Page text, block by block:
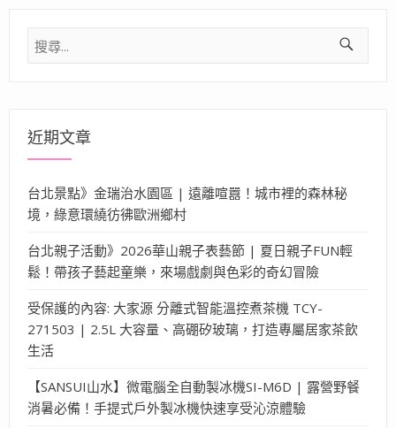
搜
尋
近期文章
台北景點》金瑞治水園區 | 遠離喧囂！城市裡的森林秘
境，綠意環繞彷彿歐洲鄉村
台北親子活動》2026華山親子表藝節 | 夏日親子FUN輕
鬆！帶孩子藝起童樂，來場戲劇與色彩的奇幻冒險
受保護的內容: 大家源 分離式智能溫控煮茶機 TCY-
271503 | 2.5L 大容量、高硼矽玻璃，打造專屬居家茶飲
生活
【SANSUI山水】微電腦全自動製冰機SI-M6D | 露營野餐
消暑必備！手提式戶外製冰機快速享受沁涼體驗